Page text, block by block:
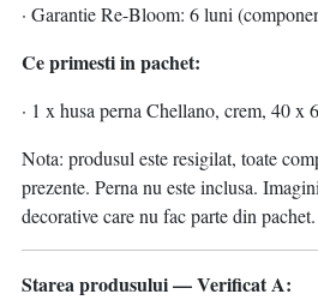
· Garantie Re-Bloom: 6 luni
Ce primesti in pachet:
· 1 x husa perna Chellano, crem, 40 x
Nota: produsul este resigilat, toate
prezente. Perna nu este inclusa.
decorative care nu fac parte din pachet.
Starea produsului — Verificat A: